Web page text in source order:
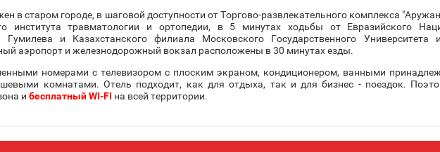
в старом городе, в шаговой доступности от Торгово-развлекательного комплекса
института травматологии и ортопедии, в 5 минутах ходьбы от Евразийского
и Казахстанского филиала Московского Государственного Университета
аэропорт и железнодорожный вокзал расположены в 30 минутах езды.
номерами с телевизором с плоским экраном, кондиционером, ванными
комнатами. Отель подходит, как для отдыха, так и для бизнес - поездок.
и бесплатный WI-FI на всей территории.